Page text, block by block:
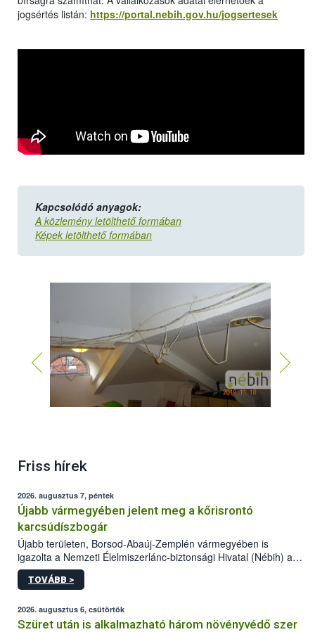
jogsértés listán: https://portal.nebih.gov.hu/jogsertesek
Kapcsolódó anyagok:
A közlemény letölthető formában
Képek letölthető formában
Friss hírek
2026. augusztus 7, péntek
Újabb vármegyében jelent meg a kőrisrontó
karcsúdíszbogár
Újabb területen, Borsod-Abaúj-Zemplén vármegyében is
igazolta a Nemzeti Élelmiszerlánc-biztonsági Hivatal (Nébih) a
kőrisrontó karcsúdíszbogár (Agrilus planipennis) jelenlétét. A
kártevőt nem csak színcsapdában találták meg, de már fertőzött
az intenzív felderítést, emellett az intézkedéseket a szlovák
hatósággal is összehangolják a terjedés megállítása érdekében.
TOVÁBB >
2026. augusztus 6, csütörtök
Szüret után is alkalmazható három növényvédő szer